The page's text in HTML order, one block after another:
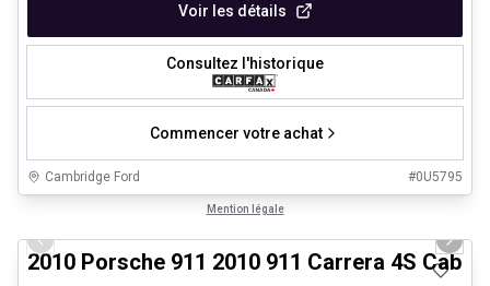
Voir les détails
Consultez l'historique
Commencer votre achat
Cambridge Ford #0U5795
Mention légale
Previous slide Next
2010 Porsche 911 2010 911 Carrera 4S